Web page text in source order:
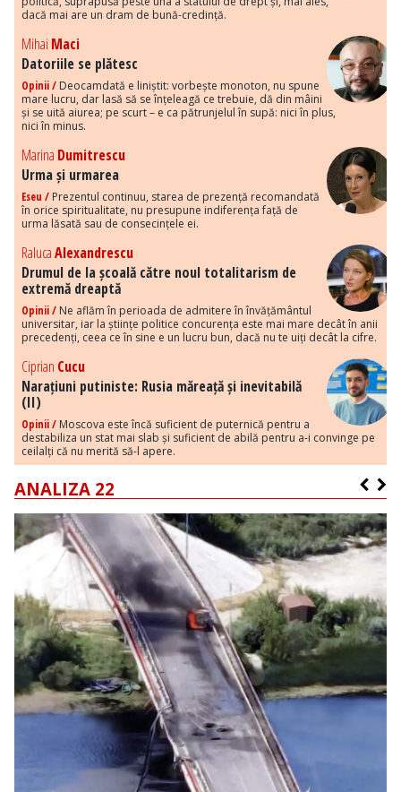
dacă mai are un dram de bună-credință.
Mihai Maci
Datoriile se plătesc
Opinii / Deocamdată e liniștit: vorbește monoton, nu spune
mare lucru, dar lasă să se înțeleagă ce trebuie, dă din mâini
și se uită aiurea; pe scurt – e ca pătrunjelul în supă: nici în plus,
nici în minus.
Marina Dumitrescu
Urma și urmarea
Eseu / Prezentul continuu, starea de prezență recomandată
în orice spiritualitate, nu presupune indiferența față de
urma lăsată sau de consecințele ei.
RalucaAlexandrescu
Drumul de la școală către noul totalitarism de
extremă dreaptă
Opinii / Ne aflăm în perioada de admitere în învățământul
universitar, iar la științe politice concurența este mai mare decât în anii
precedenți, ceea ce în sine e un lucru bun, dacă nu te uiți decât la cifre.
Ciprian Cucu
Narațiuni putiniste: Rusia măreață și inevitabilă
(II)
Opinii / Moscova este încă suficient de puternică pentru a
destabiliza un stat mai slab și suficient de abilă pentru a-i convinge pe
ceilalți că nu merită să-l apere.
ANALIZA 22